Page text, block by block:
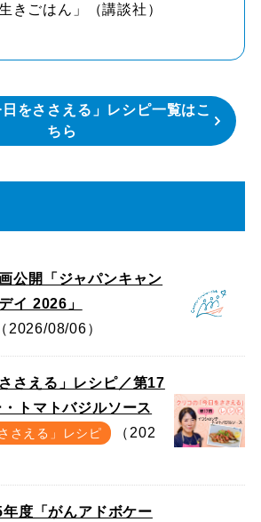
きごはん」（講談社）
をささえる」レシピ一覧はこ
ちら
公開「ジャパンキャン
イ 2026」
（2026/08/06）
さえる」レシピ／第17
トマトバジルソース
さえる」レシピ
（202
年度「がんアドボケー